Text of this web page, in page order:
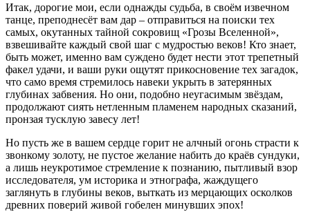
Итак, дорогие мои, если однажды судьба, в своём извечном
танце, преподнесёт вам дар – отправиться на поиски тех
самых, окутанных тайной сокровищ «Грозы Вселенной»,
взвешивайте каждый свой шаг с мудростью веков! Кто знает,
быть может, именно вам суждено будет нести этот трепетный
факел удачи, и ваши руки ощутят прикосновение тех загадок,
что само время стремилось навеки укрыть в затерянных
глубинах забвения. Но они, подобно неугасимым звёздам,
продолжают сиять нетленным пламенем народных сказаний,
пронзая тусклую завесу лет!
Но пусть же в вашем сердце горит не алчный огонь страсти к
звонкому золоту, не пустое желание набить до краёв сундуки,
а лишь неукротимое стремление к познанию, пытливый взор
исследователя, ум историка и этнографа, жаждущего
заглянуть в глубины веков, выткать из мерцающих осколков
древних поверий живой гобелен минувших эпох!